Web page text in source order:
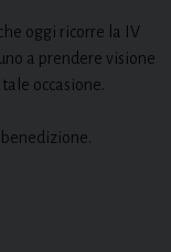
oggi ricorre la IV
a prendere visione
occasione.